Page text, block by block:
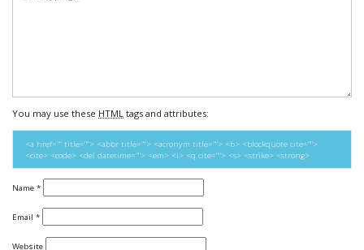
You may use these HTML tags and attributes:
<a href="" title=""> <abbr title=""> <acronym title=""> <b> <blockquote cite="">
<cite> <code> <del datetime=""> <em> <i> <q cite=""> <s> <strike> <strong>
Name *
Email *
Website